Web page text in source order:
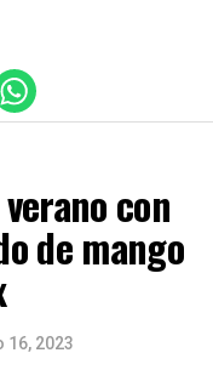
con
de mango
16, 2023